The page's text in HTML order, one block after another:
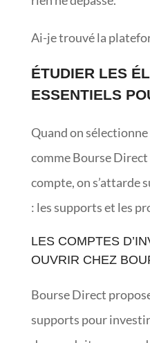
Ai-je trouvé la
ÉTUDIER LES
ESSENTIELS
Quand on
comme Bourse Direct
compte, on s’attarde
: les supports et les
LES COMPTES
OUVRIR CHEZ
Bourse Direct
supports pour